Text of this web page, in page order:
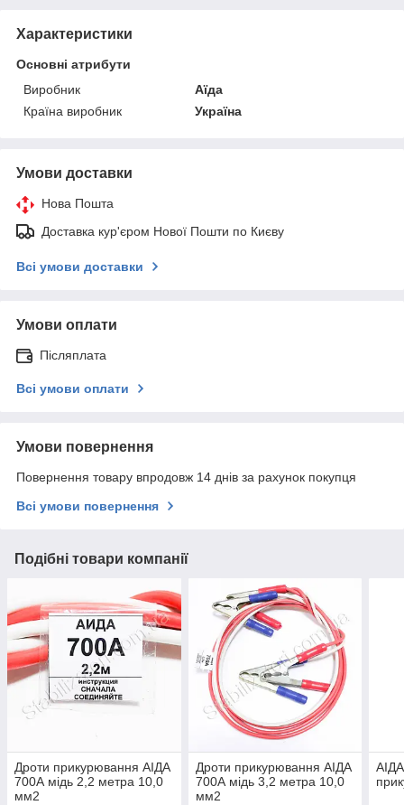
Характеристики
Основні атрибути
Виробник
Аїда
Країна виробник
Україна
Умови доставки
Нова Пошта
Доставка кур'єром Нової Пошти по Києву
Всі умови доставки
Умови оплати
Післяплата
Всі умови оплати
Умови повернення
Повернення товару впродовж 14 днів за рахунок покупця
Всі умови повернення
Подібні товари компанії
Дроти прикурювання АІДА
700А мідь 2,2 метра 10,0
мм2
Дроти прикурювання АІДА
700А мідь 3,2 метра 10,0
мм2